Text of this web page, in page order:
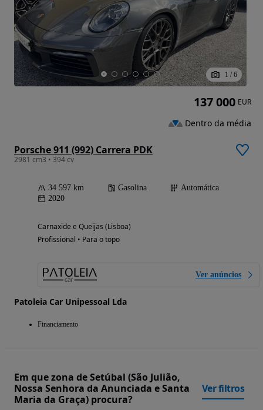
1 / 6
Porsche 911 (992) Carrera PDK
2981 cm3 • 394 cv
34 597 km Gasolina
Automática
2020
Carnaxide e Queijas (Lisboa)
Profissional • Para o topo
Ver anúncios
Patoleia Car Unipessoal Lda
Financiamento
137 000 EUR
Dentro da média
Em que zona de Setúbal (São Julião,
Nossa Senhora da Anunciada e Santa
Maria da Graça) procura?
Ver filtros